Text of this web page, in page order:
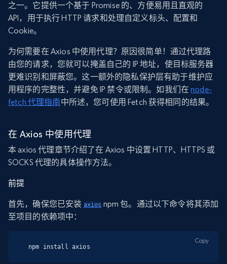
之一。它提供一个基于 Promise 的、方便易用且直观的
API，用于执行 HTTP 请求和处理自定义标头、配置和
Cookie。
为何需要在 Axios 中使用代理？原因很简单！通过代理路
由您的请求，您就可以掩盖自己的 IP 地址，使目标服务器
更难识别和屏蔽您。这一额外的隐私保护层有助于维护应
用程序的完整性，并避免 IP 禁令或限制。如我们在node-
fetch 代理指南中所述，您可使用 Fetch 获得相同的结果。
在 Axios 中使用代理
本 axios 代理章节介绍了在 Axios 中设置 HTTP、HTTPS 或
SOCKS 代理的具体操作方法。
前提
首先，确保您已安装 axios npm 包。通过以下命令将其添加
至项目的依赖项中：
npm install axios
Copy